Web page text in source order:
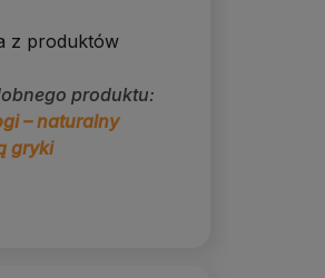
z produktów
produktu:
– naturalny
gryki